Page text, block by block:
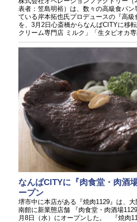
表者：笠島明裕）は、数々の高級食パン
ている岸本拓也氏プロデュースの『高級
を、3月2日心斎橋からなんばCITYに移
クリーム専門店 ミルク」「生タピオカ
なんばCITYに『肉食堂・肉酒
ープン
堺市中に本店がある『焼肉1129』は、
南館に新業態店舗 『肉食堂・肉酒場
月8日（水）にオープンした。 『焼肉